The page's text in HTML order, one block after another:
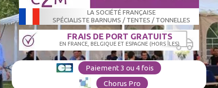
LA SOCIÉTÉ FRANÇAISE
SPÉCIALISTE BARNUMS / TENTES / TONNELLES
FRAIS DE PORT GRATUITS
EN FRANCE, BELGIQUE ET ESPAGNE (HORS ÎLES)
Paiement 3 ou 4 fois
Chorus Pro